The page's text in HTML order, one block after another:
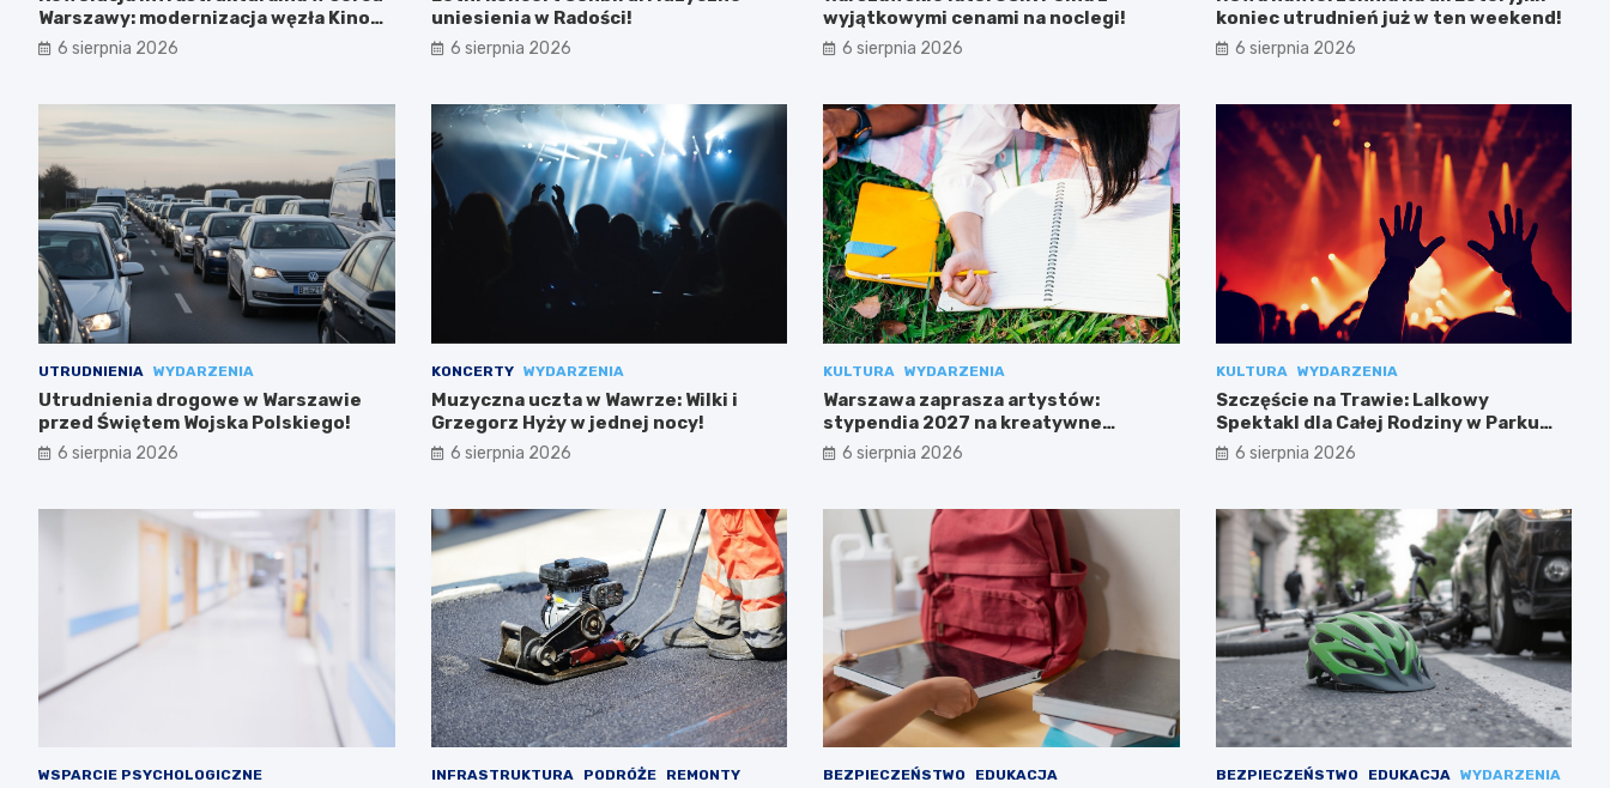
Warszawy: modernizacja węzła Kino
Femina
6 sierpnia 2026
uniesienia w Radości!
6 sierpnia 2026
wyjątkowymi cenami na noclegi!
6 sierpnia 2026
koniec utrudnień już w ten weekend!
6 sierpnia 2026
UTRUDNIENIA WYDARZENIA
Utrudnienia drogowe w Warszawie
przed Świętem Wojska Polskiego!
6 sierpnia 2026
KONCERTY WYDARZENIA
Muzyczna uczta w Wawrze: Wilki i
Grzegorz Hyży w jednej nocy!
6 sierpnia 2026
KULTURA WYDARZENIA
Warszawa zaprasza artystów:
stypendia 2027 na kreatywne
projekty!
6 sierpnia 2026
KULTURA WYDARZENIA
Szczęście na Trawie: Lalkowy
Spektakl dla Całej Rodziny w Parku
Przy Bażantarni
6 sierpnia 2026
WSPARCIE PSYCHOLOGICZNE
INFRASTRUKTURA PODRÓŻE REMONTY BEZPIECZEŃSTWO EDUKACJA BEZPIECZEŃSTWO EDUKACJA WYDARZENIA